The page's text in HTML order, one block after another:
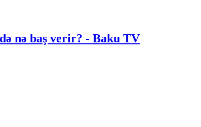
nə baş verir? - Baku TV